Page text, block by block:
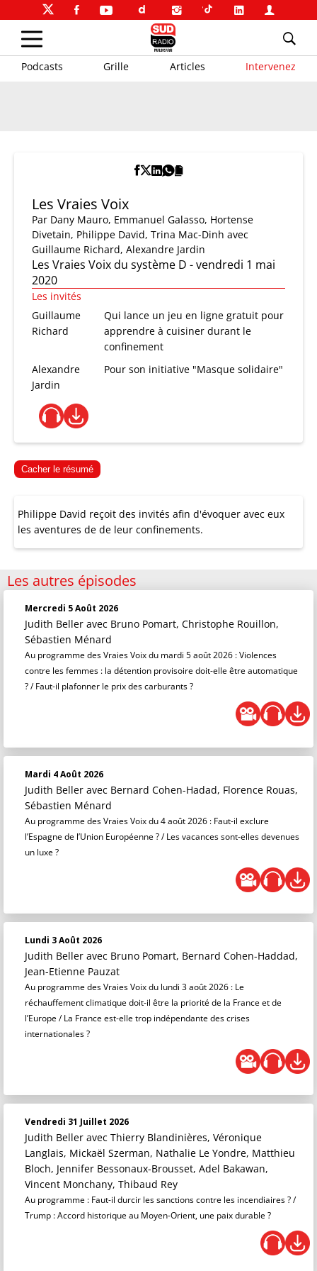
Podcasts Grille Articles Intervenez
Les Vraies Voix
Par Dany Mauro, Emmanuel Galasso, Hortense
Divetain, Philippe David, Trina Mac-Dinh avec
Guillaume Richard, Alexandre Jardin
Les Vraies Voix du système D - vendredi 1 mai
2020
Les invités
Guillaume
Richard
Qui lance un jeu en ligne gratuit pour
apprendre à cuisiner durant le
confinement
Alexandre
Jardin
Pour son initiative "Masque solidaire"
Cacher le résumé
Philippe David reçoit des invités afin d'évoquer avec eux
les aventures de de leur confinements.
Les autres épisodes
Mercredi 5 Août 2026
Judith Beller avec Bruno Pomart, Christophe Rouillon,
Sébastien Ménard
Au programme des Vraies Voix du mardi 5 août 2026 : Violences
contre les femmes : la détention provisoire doit-elle être automatique
? / Faut-il plafonner le prix des carburants ?
Mardi 4 Août 2026
Judith Beller avec Bernard Cohen-Hadad, Florence Rouas,
Sébastien Ménard
Au programme des Vraies Voix du 4 août 2026 : Faut-il exclure
l’Espagne de l’Union Européenne ? / Les vacances sont-elles devenues
un luxe ?
Lundi 3 Août 2026
Judith Beller avec Bruno Pomart, Bernard Cohen-Haddad,
Jean-Etienne Pauzat
Au programme des Vraies Voix du lundi 3 août 2026 : Le
réchauffement climatique doit-il être la priorité de la France et de
l’Europe / La France est-elle trop indépendante des crises
internationales ?
Vendredi 31 Juillet 2026
Judith Beller avec Thierry Blandinières, Véronique
Langlais, Mickaël Szerman, Nathalie Le Yondre, Matthieu
Bloch, Jennifer Bessonaux-Brousset, Adel Bakawan,
Vincent Monchany, Thibaud Rey
Au programme : Faut-il durcir les sanctions contre les incendiaires ? /
Trump : Accord historique au Moyen-Orient, une paix durable ?